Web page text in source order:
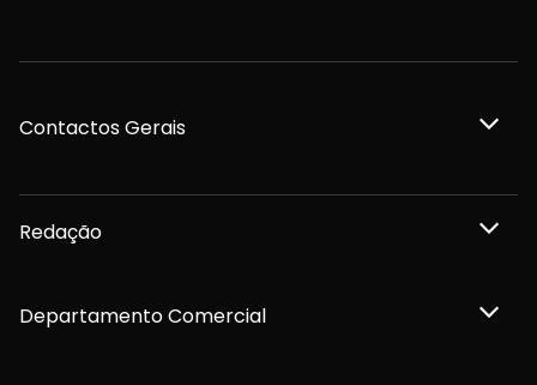
Contactos Gerais
Redação
Departamento Comercial